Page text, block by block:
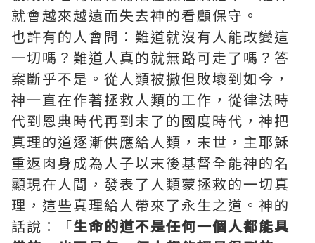
就會越來越遠而失去神的看顧保守。
也許有的人會問：難道就沒有人能改變這
一切嗎？難道人真的就無路可走了嗎？答
案斷乎不是。從人類被撒但敗壞到如今，
神一直在作著拯救人類的工作，從律法時
代到恩典時代再到末了的國度時代，神把
真理的道逐漸供應給人類，末世，主耶穌
重返肉身成為人子以末後基督全能神的名
顯現在人間，發表了人類蒙拯救的一切真
理，這些真理給人帶來了永生之道。神的
話說：「生命的道不是任何一個人都能具